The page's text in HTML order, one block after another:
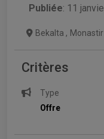
Publiée: 11
Bekalta , Monastir
Critères
Type
Offre